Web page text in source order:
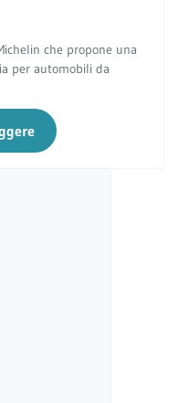
che propone una
per automobili da